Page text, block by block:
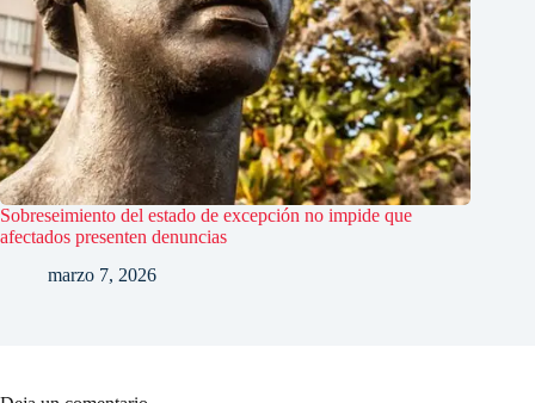
Sobreseimiento del estado de excepción no impide que
afectados presenten denuncias
marzo 7, 2026